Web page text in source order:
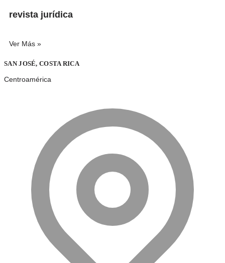
revista jurídica
Ver Más »
SAN JOSÉ, COSTA RICA
Centroamérica